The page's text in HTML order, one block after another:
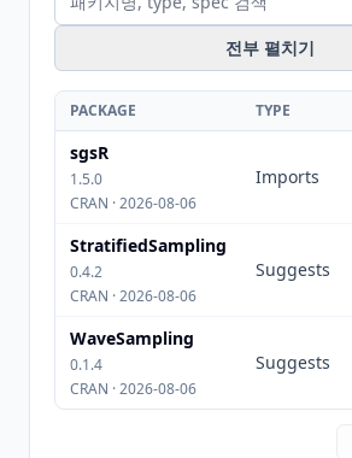
전부 펼치기
PACKAGE TYPE
sgsR
1.5.0
CRAN · 2026-08-06
Imports
StratifiedSampling
0.4.2
CRAN · 2026-08-06
Suggests
WaveSampling
0.1.4
CRAN · 2026-08-06
Suggests